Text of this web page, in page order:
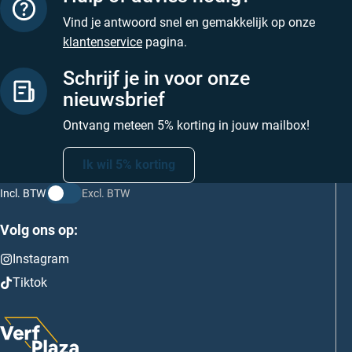
Vind je antwoord snel en gemakkelijk op onze
klantenservice pagina.
Schrijf je in voor onze
nieuwsbrief
Ontvang meteen 5% korting in jouw mailbox!
Ik wil 5% korting
Incl. BTW Excl. BTW
Volg ons op:
Instagram
Tiktok